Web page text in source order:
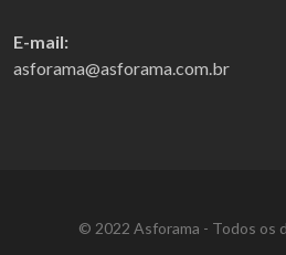
E-mail:
asforama@asforama.com.br
© 2022 Asforama - Todos os